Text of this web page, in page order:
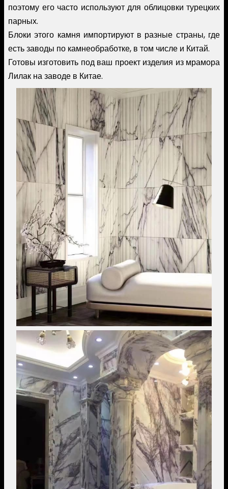
поэтому его часто используют для облицовки турецких
парных.
Блоки этого камня импортируют в разные страны, где
есть заводы по камнеобработке, в том числе и Китай.
Готовы изготовить под ваш проект изделия из мрамора
Лилак на заводе в Китае.
Image
Image